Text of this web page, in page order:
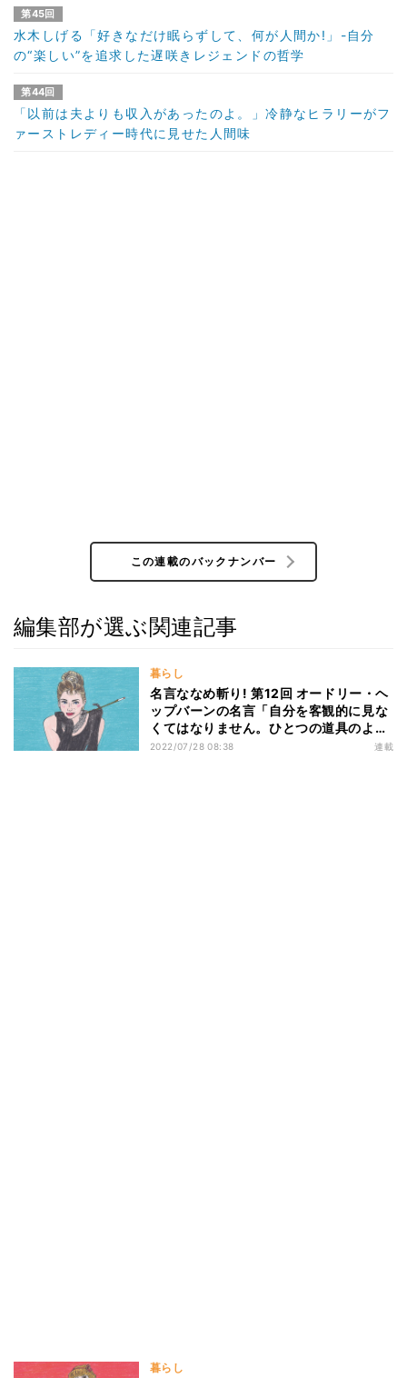
第45回
水木しげる「好きなだけ眠らずして、何が人間か!」-自分
の“楽しい”を追求した遅咲きレジェンドの哲学
第44回
「以前は夫よりも収入があったのよ。」冷静なヒラリーがフ
ァーストレディー時代に見せた人間味
この連載のバックナンバー
編集部が選ぶ関連記事
暮らし
名言ななめ斬り! 第12回 オードリー・ヘ
ップバーンの名言「自分を客観的に見な
くてはなりません。ひとつの道具のよう
に分析するのです」
2022/07/28 08:38 連載
暮らし